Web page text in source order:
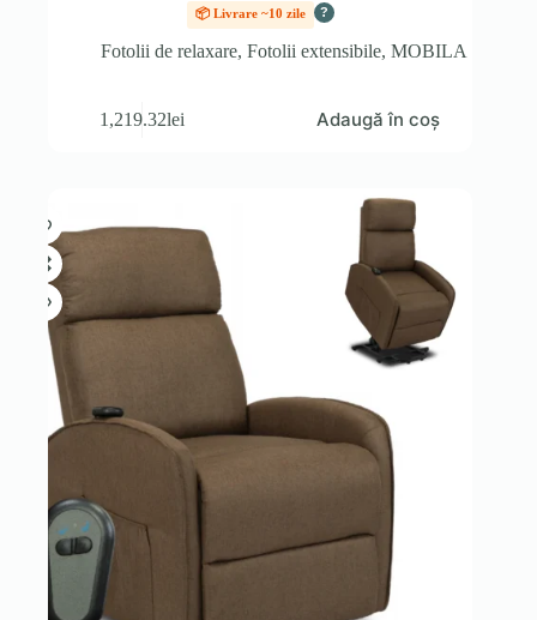
📦 Livrare ~10 zile ?
Fotolii de relaxare,Fotolii extensibile,MOBILA
1,219.32lei Adaugă în coș